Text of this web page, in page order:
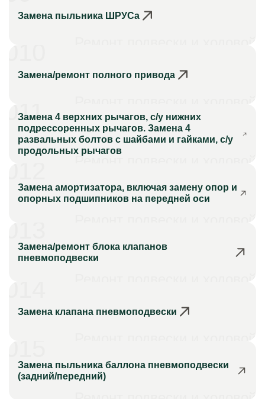
Замена пыльника ШРУСа
Замена/ремонт полного привода
011
Ремонт подвески и ходовой
Замена 4 верхних рычагов, с/у нижних
подрессоренных рычагов. Замена 4
развальных болтов с шайбами и гайками, с/у
продольных рычагов
Замена амортизатора, включая замену опор и
опорных подшипников на передней оси
Замена/ремонт блока клапанов
пневмоподвески
Замена клапана пневмоподвески
Замена пыльника баллона пневмоподвески
(задний/передний)